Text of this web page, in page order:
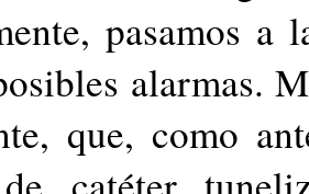
pasamos a
alarmas.
que, como